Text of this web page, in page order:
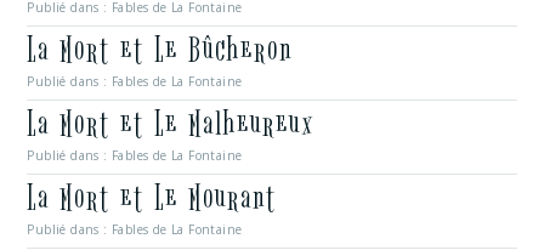
Publié dans : Fables de La Fontaine
La Mort et Le Bûcheron
Publié dans : Fables de La Fontaine
La Mort et Le Malheureux
Publié dans : Fables de La Fontaine
La Mort et Le Mourant
Publié dans : Fables de La Fontaine